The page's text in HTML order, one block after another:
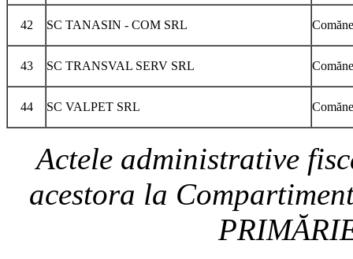
42 SC TANASIN - COM SRL
43 SC TRANSVAL SERV SRL
44 SC VALPET SRL
Actele administrative
acestora la